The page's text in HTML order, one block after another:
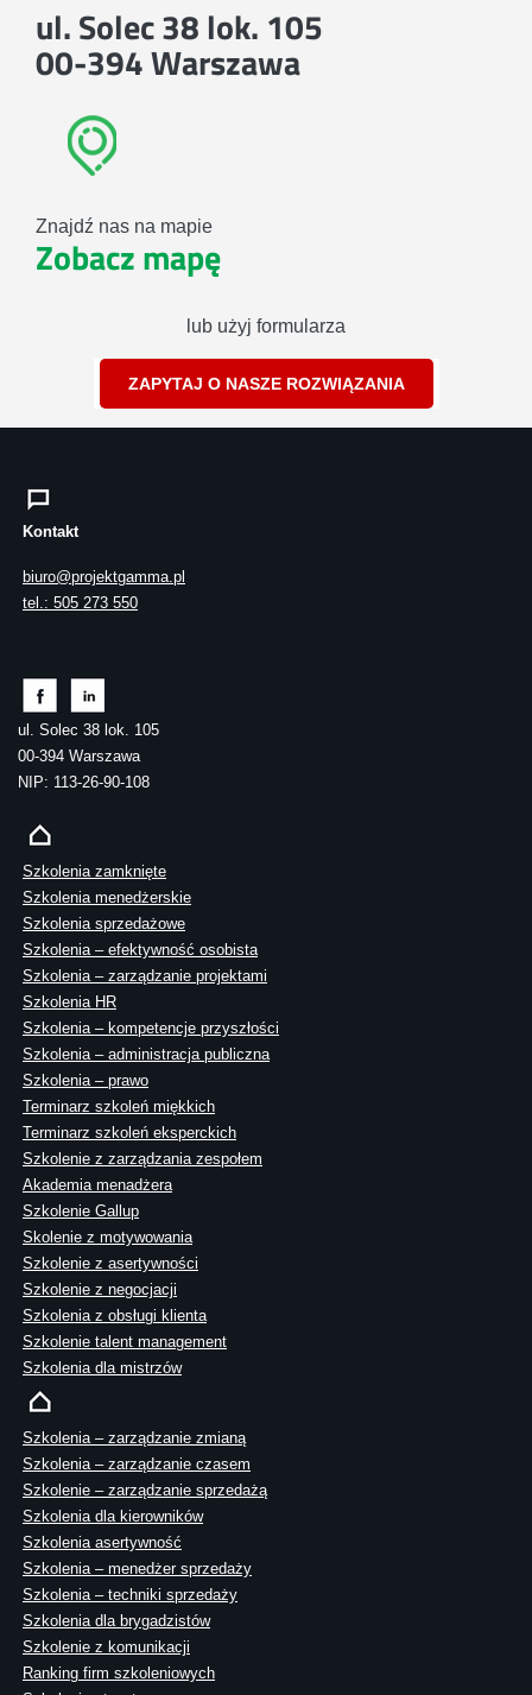
ul. Solec 38 lok. 105
00-394 Warszawa
Znajdź nas na mapie
Zobacz mapę
lub użyj formularza
ZAPYTAJ O NASZE ROZWIĄZANIA
Kontakt
biuro@projektgamma.pl
tel.: 505 273 550
ul. Solec 38 lok. 105
00-394 Warszawa
NIP: 113-26-90-108
Szkolenia zamknięte
Szkolenia menedżerskie
Szkolenia sprzedażowe
Szkolenia – efektywność osobista
Szkolenia – zarządzanie projektami
Szkolenia HR
Szkolenia – kompetencje przyszłości
Szkolenia – administracja publiczna
Szkolenia – prawo
Terminarz szkoleń miękkich
Terminarz szkoleń eksperckich
Szkolenie z zarządzania zespołem
Akademia menadżera
Szkolenie Gallup
Skolenie z motywowania
Szkolenie z asertywności
Szkolenie z negocjacji
Szkolenia z obsługi klienta
Szkolenie talent management
Szkolenia dla mistrzów
Szkolenia – zarządzanie zmianą
Szkolenia – zarządzanie czasem
Szkolenie – zarządzanie sprzedażą
Szkolenia dla kierowników
Szkolenia asertywność
Szkolenia – menedżer sprzedaży
Szkolenia – techniki sprzedaży
Szkolenia dla brygadzistów
Szkolenie z komunikacji
Ranking firm szkoleniowych